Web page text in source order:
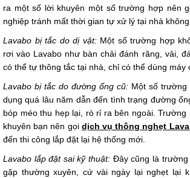
ra một số lời khuyên một số trường hợp nên
nghiệp tránh mất thời gian tự xử lý tại nhà
Lavabo bị tắc do dị vật:Một số trường hợp
rơi vào Lavabo như bàn chải đánh răng, vải,
có thể tự thông tắc tại nhà, chỉ có thể dùng máy
Lavabo bị tắc do đường ống cũ: Một số
dụng quá lâu năm dẫn đến tình trạng đường
bóp méo thu hẹp lại, rò rỉ ra bên ngoài. Trường
khuyên bạn nên gọi dịch vụ thông nghẹt
đến thi công lắp đặt lại hệ thống mới.
Lavabo lắp đặt sai kỹ thuật: Đây cũng là
gặp thường xuyên, cứ vài ngày lại nghẹt lại